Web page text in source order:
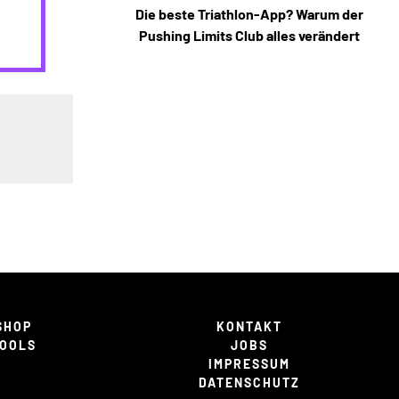
Die beste Triathlon-App? Warum der
Pushing Limits Club alles verändert
KONTAKT
JOBS
IMPRESSUM
DATENSCHUTZ